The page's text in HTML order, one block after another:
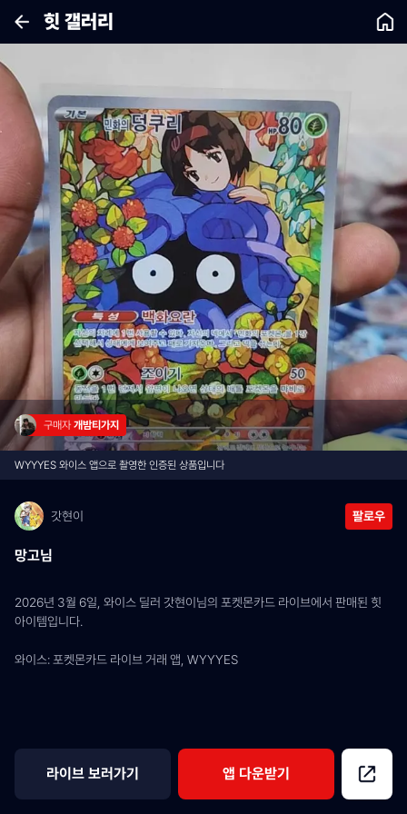
힛 갤러리
구매자 개밤티가지
WYYYES 와이스 앱으로 촬영한 인증된 상품입니다
갓현이 팔로우
망고님
2026년 3월 6일, 와이스 딜러 갓현이님의 포켓몬카드 라이브에서 판매된 힛
아이템입니다.
와이스: 포켓몬카드 라이브 거래 앱, WYYYES
라이브 보러가기 앱 다운받기